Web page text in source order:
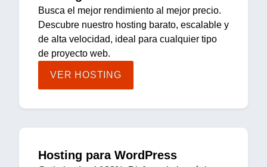
Busca el mejor rendimiento al mejor precio.
Descubre nuestro hosting barato, escalable y
de alta velocidad, ideal para cualquier tipo
de proyecto web.
VER HOSTING
Hosting para WordPress